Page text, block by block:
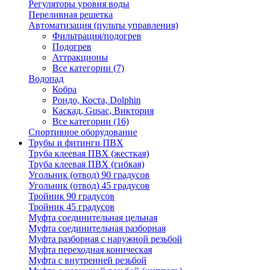
Регуляторы уровня воды
Переливная решетка
Автоматизация (пульты управления)
Фильтрация/подогрев
Подогрев
Аттракционы
Все категории (7)
Водопад
Кобра
Рондо, Коста, Dolphin
Каскад, Gusac, Виктория
Все категории (16)
Спортивное оборудование
Трубы и фитинги ПВХ
Труба клеевая ПВХ (жесткая)
Труба клеевая ПВХ (гибкая)
Угольник (отвод) 90 градусов
Угольник (отвод) 45 градусов
Тройник 90 градусов
Тройник 45 градусов
Муфта соединительная цельная
Муфта соединительная разборная
Муфта разборная с наружной резьбой
Муфта переходная коническая
Муфта с внутренней резьбой